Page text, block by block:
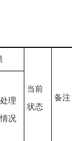
当前
状态
备注
处理
情况